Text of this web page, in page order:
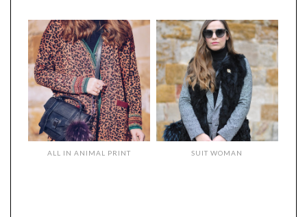
ALL IN ANIMAL PRINT SUIT WOMAN